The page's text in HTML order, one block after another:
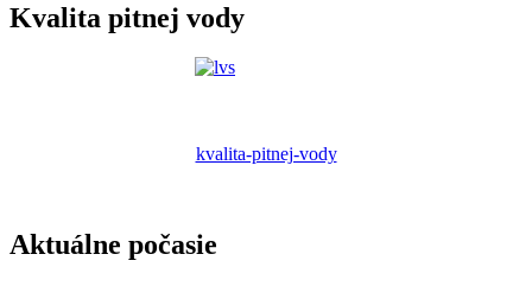
Kvalita pitnej vody
kvalita-pitnej-vody
Aktuálne počasie